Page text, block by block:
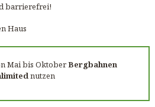
barrierefrei!
Haus
Mai bis OktoberBergbahnen
nutzen